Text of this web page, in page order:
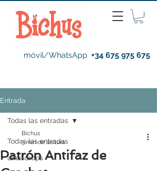
móvil/WhatsApp +34 675 975 675
Entrada
Todas las entradas
lanasdrops
Todas las entradas
Patrón Antifaz de
Bichus
3 min de lectura